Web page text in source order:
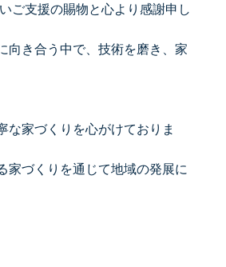
ご支援の賜物と心より感謝申し
向き合う中で、技術を磨き、家
家づくりを心がけておりま
家づくりを通じて地域の発展に